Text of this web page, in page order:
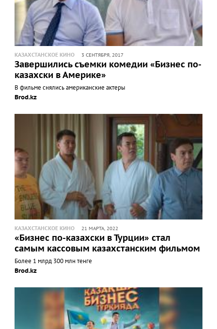
КАЗАХСТАНСКОЕ КИНО 3 СЕНТЯБРЯ, 2017
Завершились съемки комедии «Бизнес по-
казахски в Америке»
В фильме снялись американские актеры
Brod.kz
КАЗАХСТАНСКОЕ КИНО 21 МАРТА, 2022
«Бизнес по-казахски в Турции» стал
самым кассовым казахстанским фильмом
Более 1 млрд 300 млн тенге
Brod.kz